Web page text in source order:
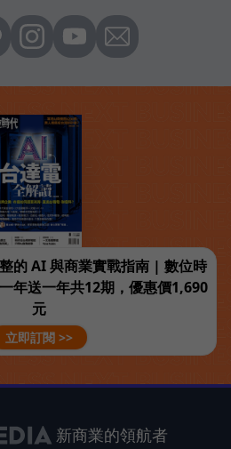
的 AI 與商業實戰指南 | 數位時
年送一年共12期，優惠價1,690
元
立即訂閱 >>
新商業的領航者